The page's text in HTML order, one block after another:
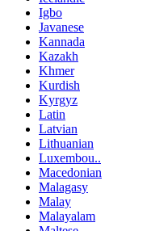
Igbo
Javanese
Kannada
Kazakh
Khmer
Kurdish
Kyrgyz
Latin
Latvian
Lithuanian
Luxembou..
Macedonian
Malagasy
Malay
Malayalam